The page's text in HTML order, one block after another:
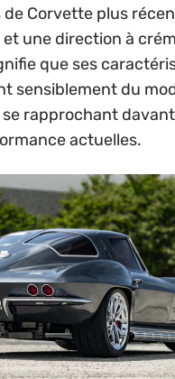
Corvette plus
une direction à
que ses
sensiblement du
se rapprochant
actuelles.